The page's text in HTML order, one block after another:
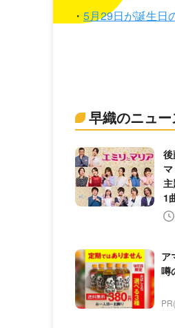
5月29日が誕生日
早織のニュー
1
ア
噂